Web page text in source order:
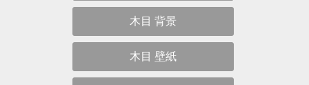
木目 背景
木目 壁紙